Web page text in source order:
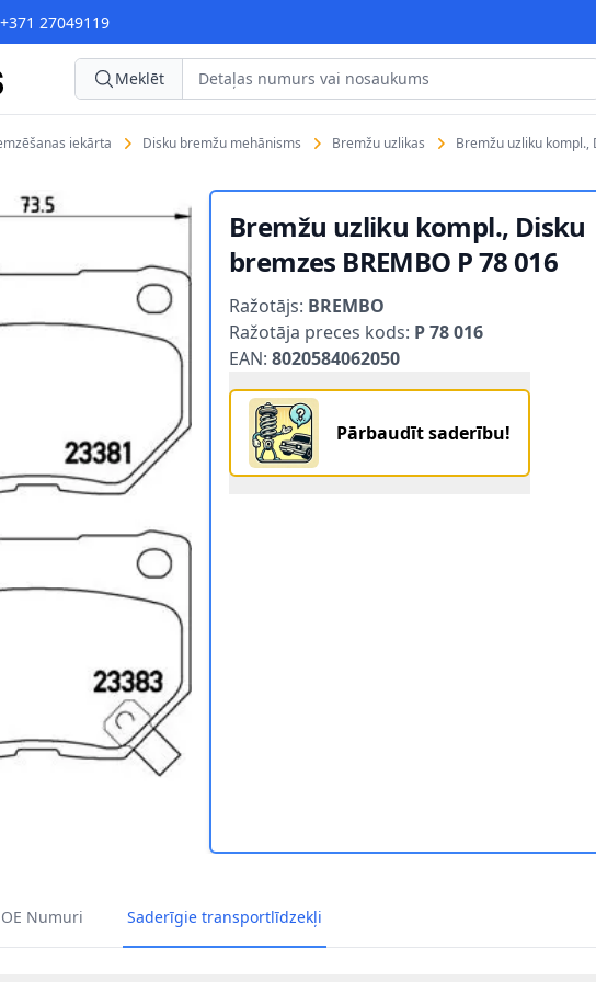
+371 27049119
Meklēt
iekārta Disku bremžu mehānisms Bremžu uzlikas Bremžu uzliku kompl.,
DISKU BREMZES BREMBO P 78 016 1
KOMPL., DISKU BREMZES BREMBO P 78 016 2
Bremžu uzliku kompl., Disku
bremzes BREMBO P 78 016
Ražotājs: BREMBO
Ražotāja preces kods: P 78 016
EAN: 8020584062050
Pārbaudīt saderību!
OE Numuri Saderīgie transportlīdzekļi